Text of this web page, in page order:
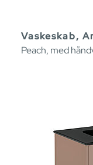
Vaskeskab,
Peach, med